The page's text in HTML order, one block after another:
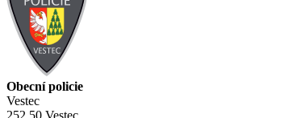
Obecní policie
Vestec